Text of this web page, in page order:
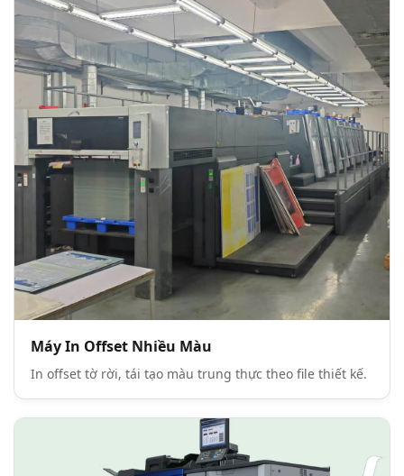
Máy In Offset Nhiều Màu
In offset tờ rời, tái tạo màu trung thực theo file thiết kế.